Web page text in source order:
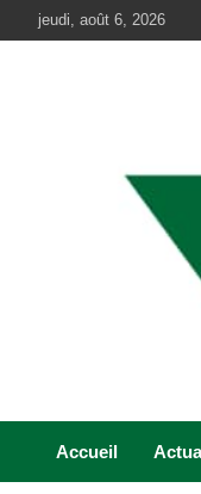
au
jeudi, août 6, 2026
Accueil